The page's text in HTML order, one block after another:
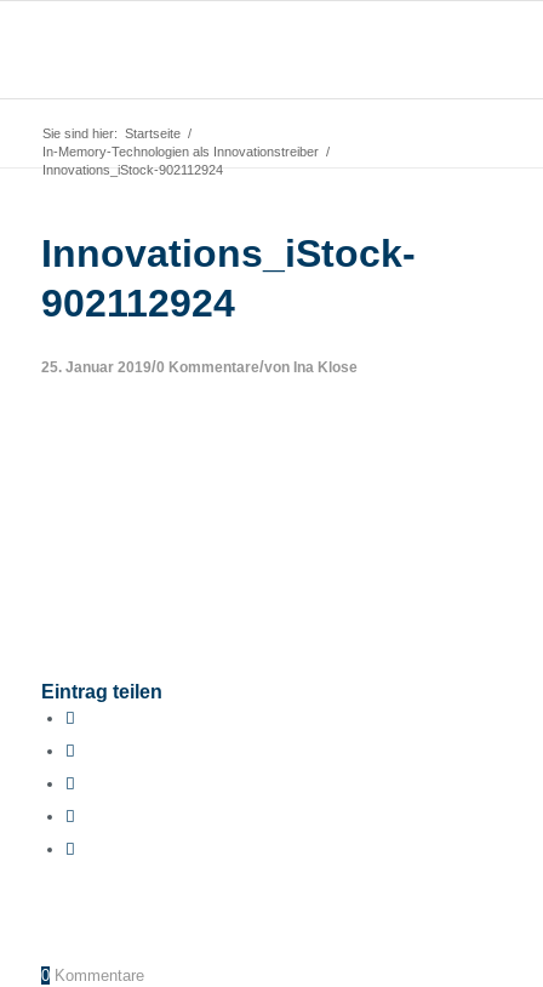
Sie sind hier: Startseite /
In-Memory-Technologien als Innovationstreiber /
Innovations_iStock-902112924
Innovations_iStock-
902112924
25. Januar 2019/0 Kommentare/von Ina Klose
Eintrag teilen
0 Kommentare